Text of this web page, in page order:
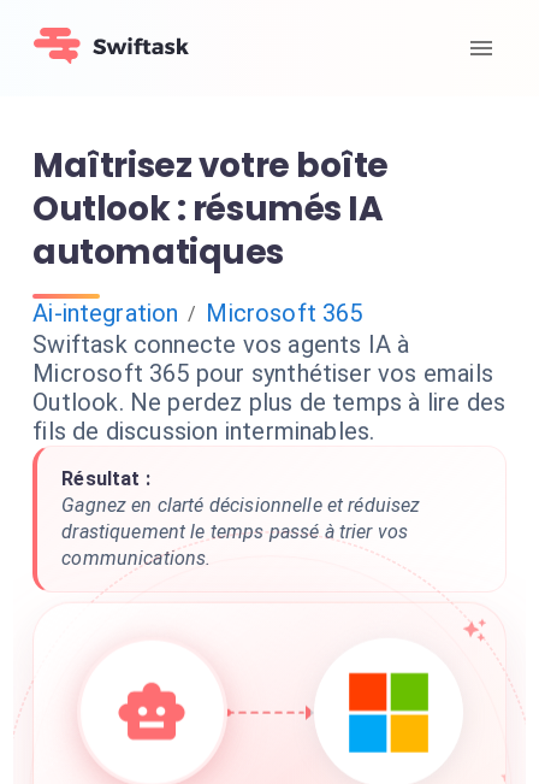
Maîtrisez votre boîte
Outlook : résumés IA
automatiques
Ai-integration / Microsoft 365
Swiftask connecte vos agents IA à
Microsoft 365 pour synthétiser vos emails
Outlook. Ne perdez plus de temps à lire des
fils de discussion interminables.
Résultat :
Gagnez en clarté décisionnelle et réduisez
drastiquement le temps passé à trier vos
communications.